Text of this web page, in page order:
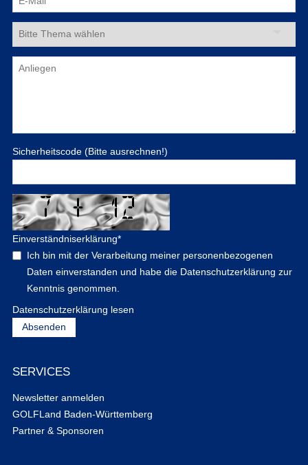
Sicherheitscode (Bitte ausrechnen!)
Einverständniserklärung*
Ich bin mit der Verarbeitung meiner personenbezogenen
Daten einverstanden und habe die Datenschutzerklärung zur
Kenntnis genommen.
Datenschutzerklärung lesen
SERVICES
Newsletter anmelden
GOLFLand Baden-Württemberg
Partner & Sponsoren